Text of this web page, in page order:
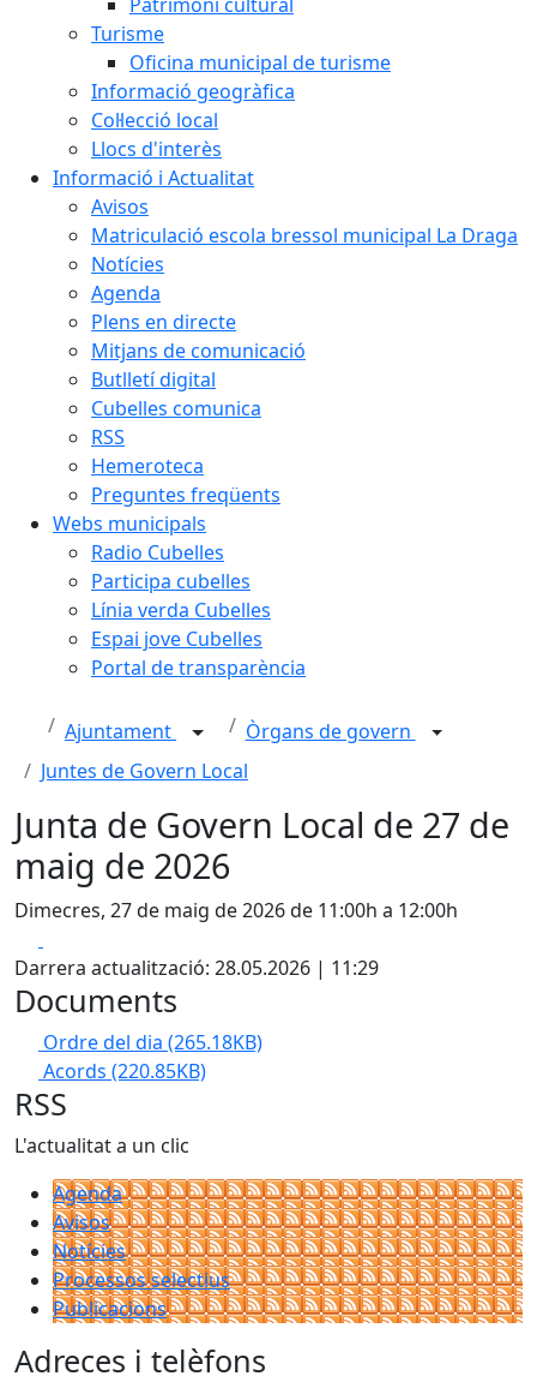
Turisme
Oficina municipal de turisme
Informació geogràfica
Col·lecció local
Llocs d'interès
Informació i Actualitat
Avisos
Matriculació escola bressol municipal La Draga
Notícies
Agenda
Plens en directe
Mitjans de comunicació
Butlletí digital
Cubelles comunica
RSS
Hemeroteca
Preguntes freqüents
Webs municipals
Radio Cubelles
Participa cubelles
Línia verda Cubelles
Espai jove Cubelles
Portal de transparència
Ajuntament
Òrgans de govern
Juntes de Govern Local
Junta de Govern Local de 27 de
maig de 2026
Dimecres, 27 de maig de 2026 de 11:00h a 12:00h
Darrera actualització: 28.05.2026 | 11:29
Documents
Ordre del dia (265.18KB)
Acords (220.85KB)
RSS
L'actualitat a un clic
Agenda
Avisos
Notícies
Processos selectius
Publicacions
Adreces i telèfons